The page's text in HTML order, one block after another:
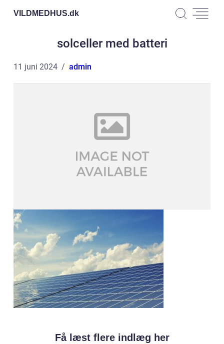
VILDMEDHUS.dk
solceller med batteri
11 juni 2024 admin
Få læst flere indlæg her